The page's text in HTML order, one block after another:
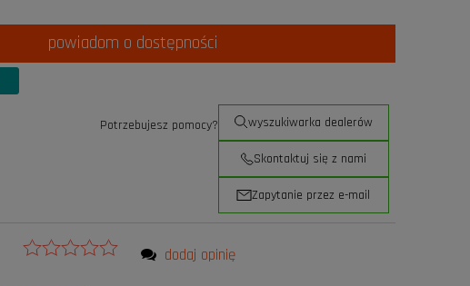
powiadom o dostępności
Potrzebujesz pomocy? wyszukiwarka dealerów
Skontaktuj się z nami
Zapytanie przez e-mail
dodaj opinię